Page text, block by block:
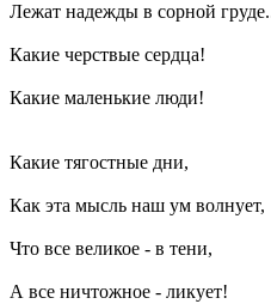
Лежат надежды в сорной
Какие черствые сердца!
Какие маленькие люди!
Какие тягостные дни,
Как эта мысль наш ум волнует,
Что все великое - в тени,
А все ничтожное - ликует!